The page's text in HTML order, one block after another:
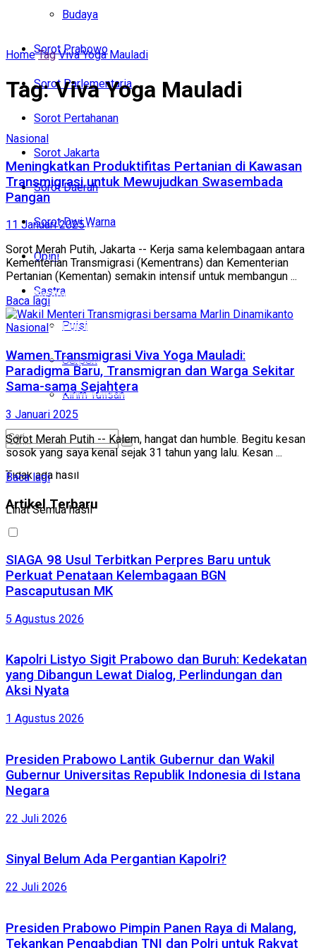
Budaya
Sorot Prabowo
Sorot Parlementaria
Sorot Pertahanan
Sorot Jakarta
Sorot Daerah
Sorot Dwi Warna
Opini
Sastra
Puisi
Cerpen
Kirim Tulisan
Tidak ada hasil
Lihat Semua hasil
Sorot Parlementaria
Sorot Pertahanan
Sorot Jakarta
Sorot Daerah
Sorot Dwi Warna
Opini
Sastra
Puisi
Cerpen
Kirim Tulisan
Tidak ada hasil
Lihat Semua hasil
Home Tag Viva Yoga Mauladi
Tag:Viva Yoga Mauladi
Nasional
Meningkatkan Produktifitas Pertanian di Kawasan
Transmigrasi untuk Mewujudkan Swasembada
Pangan
11 Januari 2025
Sorot Merah Putih, Jakarta -- Kerja sama kelembagaan antara
Kementerian Transmigrasi (Kementrans) dan Kementerian
Pertanian (Kementan) semakin intensif untuk membangun ...
Baca lagi
Nasional
Wamen Transmigrasi Viva Yoga Mauladi:
Paradigma Baru, Transmigran dan Warga Sekitar
Sama-sama Sejahtera
3 Januari 2025
Sorot Merah Putih -- Kalem, hangat dan humble. Begitu kesan
sosok yang saya kenal sejak 31 tahun yang lalu. Kesan ...
Baca lagi
Artikel Terbaru
SIAGA 98 Usul Terbitkan Perpres Baru untuk
Perkuat Penataan Kelembagaan BGN
Pascaputusan MK
5 Agustus 2026
Kapolri Listyo Sigit Prabowo dan Buruh: Kedekatan
yang Dibangun Lewat Dialog, Perlindungan dan
Aksi Nyata
1 Agustus 2026
Presiden Prabowo Lantik Gubernur dan Wakil
Gubernur Universitas Republik Indonesia di Istana
Negara
22 Juli 2026
Sinyal Belum Ada Pergantian Kapolri?
22 Juli 2026
Presiden Prabowo Pimpin Panen Raya di Malang,
Tekankan Pengabdian TNI dan Polri untuk Rakyat